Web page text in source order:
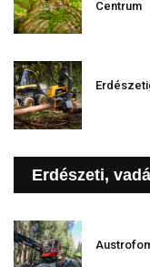
Centrum
Erdészeti,